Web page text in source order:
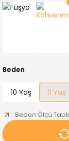
Beden
10 Yaş 11 Yaş
Beden Ölçü